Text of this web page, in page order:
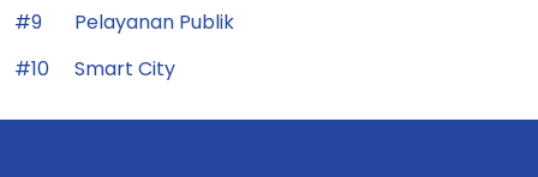
#9
Pelayanan Publik
#10
Smart City